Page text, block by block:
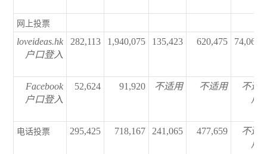
网上投票
loveideas.hk
户口登入
282,113 1,940,075 135,423 620,475 74,061
Facebook
户口登入
52,624 91,920 不适用 不适用
不适
用
电话投票 295,425 718,167 241,065 477,659
不适
用